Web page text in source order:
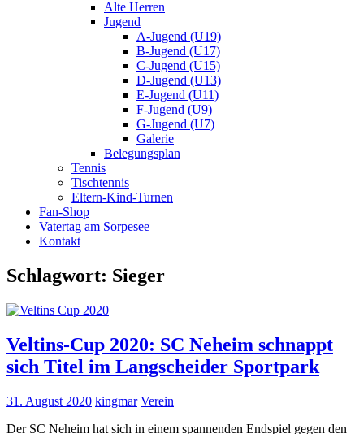
Alte Herren
Jugend
A-Jugend (U19)
B-Jugend (U17)
C-Jugend (U15)
D-Jugend (U13)
E-Jugend (U11)
F-Jugend (U9)
G-Jugend (U7)
Galerie
Belegungsplan
Tennis
Tischtennis
Eltern-Kind-Turnen
Fan-Shop
Vatertag am Sorpesee
Kontakt
Schlagwort: Sieger
Veltins-Cup 2020: SC Neheim schnappt
sich Titel im Langscheider Sportpark
31. August 2020 kingmar Verein
Der SC Neheim hat sich in einem spannenden Endspiel gegen den